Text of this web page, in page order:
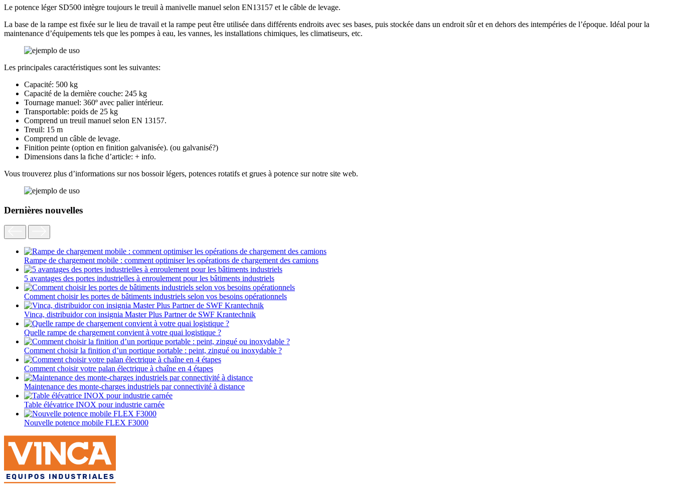
Le potence léger SD500 intègre toujours le treuil à manivelle manuel selon EN13157 et le câble de levage.
La base de la rampe est fixée sur le lieu de travail et la rampe peut être utilisée dans différents endroits avec ses bases, puis stockée dans un endroit sûr et en dehors des intempéries de l’époque. Idéal pour la
maintenance d’équipements tels que les pompes à eau, les vannes, les installations chimiques, les climatiseurs, etc.
Les principales caractéristiques sont les suivantes:
Capacité: 500 kg
Capacité de la dernière couche: 245 kg
Tournage manuel: 360º avec palier intérieur.
Transportable: poids de 25 kg
Comprend un treuil manuel selon EN 13157.
Treuil: 15 m
Comprend un câble de levage.
Finition peinte (option en finition galvanisée). (ou galvanisé?)
Dimensions dans la fiche d’article: + info.
Vous trouverez plus d’informations sur nos bossoir légers, potences rotatifs et grues à potence sur notre site web.
Dernières nouvelles
Rampe de chargement mobile : comment optimiser les opérations de chargement des camions
5 avantages des portes industrielles à enroulement pour les bâtiments industriels
Comment choisir les portes de bâtiments industriels selon vos besoins opérationnels
Vinca, distribuidor con insignia Master Plus Partner de SWF Krantechnik
Quelle rampe de chargement convient à votre quai logistique ?
Comment choisir la finition d’un portique portable : peint, zingué ou inoxydable ?
Comment choisir votre palan électrique à chaîne en 4 étapes
Maintenance des monte-charges industriels par connectivité à distance
Table élévatrice INOX pour industrie carnée
Nouvelle potence mobile FLEX F3000